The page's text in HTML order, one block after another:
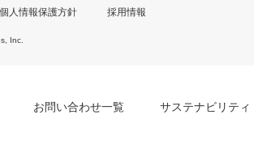
個人情報保護方針 採用情報
Inc.
お問い合わせ一覧 サステナビリティ